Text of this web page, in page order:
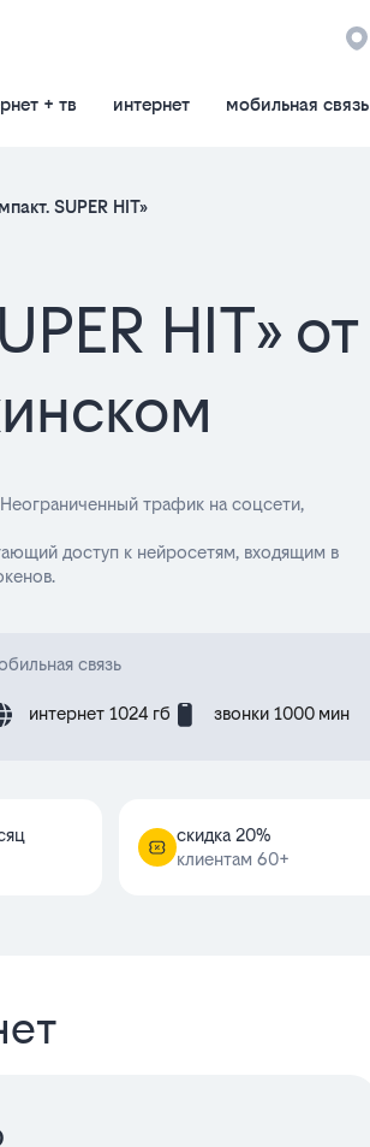
+ тв интернет мобильная связь
SUPER HIT»
HIT» от
трафик на соцсети,
доступ к нейросетям, входящим в
связь
интернет 1024 гб звонки 1000 мин
cкидка 20%
клиентам 60+